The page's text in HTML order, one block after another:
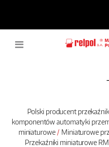
Polski producent
komponentów automatyki
miniaturowe
Miniaturowe
Przekaźniki miniaturowe